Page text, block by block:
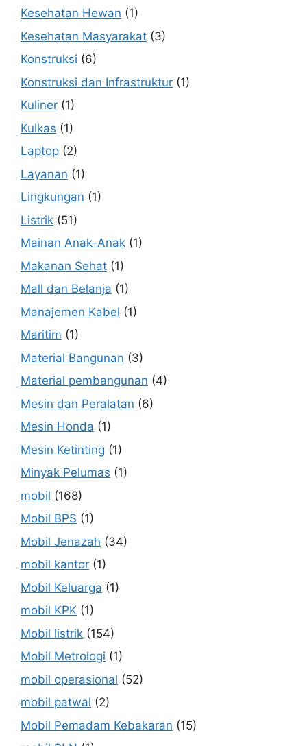
Kesehatan Hewan (1)
Kesehatan Masyarakat (3)
Konstruksi (6)
Konstruksi dan Infrastruktur (1)
Kuliner (1)
Kulkas (1)
Laptop (2)
Layanan (1)
Lingkungan (1)
Listrik (51)
Mainan Anak-Anak (1)
Makanan Sehat (1)
Mall dan Belanja (1)
Manajemen Kabel (1)
Maritim (1)
Material Bangunan (3)
Material pembangunan (4)
Mesin dan Peralatan (6)
Mesin Honda (1)
Mesin Ketinting (1)
Minyak Pelumas (1)
mobil (168)
Mobil BPS (1)
Mobil Jenazah (34)
mobil kantor (1)
Mobil Keluarga (1)
mobil KPK (1)
Mobil listrik (154)
Mobil Metrologi (1)
mobil operasional (52)
mobil patwal (2)
Mobil Pemadam Kebakaran (15)